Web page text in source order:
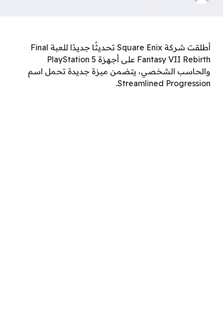
أطلقت شركة Square Enix تحديثًا جديدًا للعبة Final
Fantasy VII Rebirth على أجهزة PlayStation 5
والحاسب الشخصي، يتضمن ميزة جديدة تحمل اسم
Streamlined Progression.